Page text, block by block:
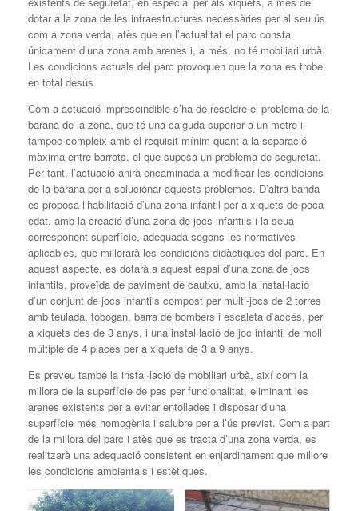
dotar a la zona de les infraestructures necessàries per al seu ús
com a zona verda, atès que en l’actualitat el parc consta
únicament d’una zona amb arenes i, a més, no té mobiliari urbà.
Les condicions actuals del parc provoquen que la zona es trobe
en total desús.
Com a actuació imprescindible s’ha de resoldre el problema de la
barana de la zona, que té una caiguda superior a un metre i
tampoc compleix amb el requisit mínim quant a la separació
màxima entre barrots, el que suposa un problema de seguretat.
Per tant, l’actuació anirà encaminada a modificar les condicions
de la barana per a solucionar aquests problemes. D’altra banda
es proposa l’habilitació d’una zona infantil per a xiquets de poca
edat, amb la creació d’una zona de jocs infantils i la seua
corresponent superfície, adequada segons les normatives
aplicables, que millorarà les condicions didàctiques del parc. En
aquest aspecte, es dotarà a aquest espai d’una zona de jocs
infantils, proveïda de paviment de cautxú, amb la instal·lació
d’un conjunt de jocs infantils compost per multi-jocs de 2 torres
amb teulada, tobogan, barra de bombers i escaleta d’accés, per
a xiquets des de 3 anys, i una instal·lació de joc infantil de moll
múltiple de 4 places per a xiquets de 3 a 9 anys.
Es preveu també la instal·lació de mobiliari urbà, així com la
millora de la superfície de pas per funcionalitat, eliminant les
arenes existents per a evitar entollades i disposar d’una
superfície més homogènia i salubre per a l’ús previst. Com a part
de la millora del parc i atès que es tracta d’una zona verda, es
realitzarà una adequació consistent en enjardinament que millore
les condicions ambientals i estètiques.